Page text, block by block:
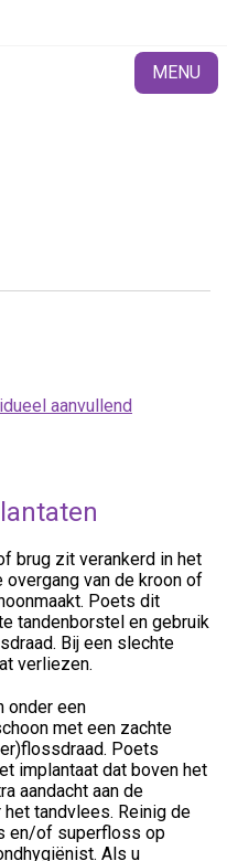
MENU
aanvullend
brug zit verankerd in het
van de kroon of
Poets dit
tandenborstel en gebruik
Bij een slechte
verliezen.
onder een
met een zachte
Poets
implantaat dat boven het
aandacht aan de
het tandvlees. Reinig de
en/of superfloss op
Als u